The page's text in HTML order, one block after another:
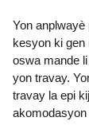
Yon anplwayè
kesyon ki gen
oswa mande
yon travay.
travay la epi
akomodasyon